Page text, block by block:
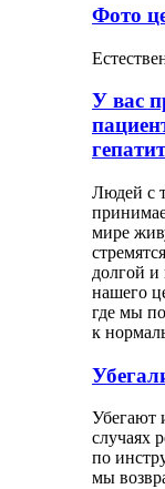
Фото
У вас
Людей с
мире
долгой и
нашего
где мы
к
Убегают
случаях
по
мы